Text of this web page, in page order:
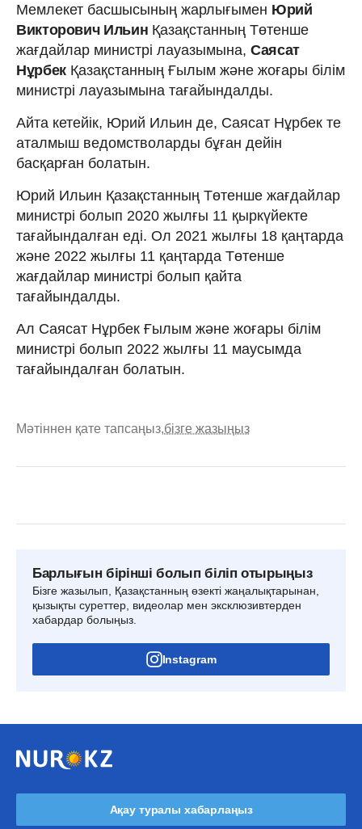
Мемлекет басшысының жарлығымен Юрий
Викторович Ильин Қазақстанның Төтенше
жағдайлар министрі лауазымына, Саясат
НұрбекҚазақстанның Ғылым және жоғары білім
министрі лауазымына тағайындалды.
Айта кетейік, Юрий Ильин де, Саясат Нұрбек те
аталмыш ведомстволарды бұған дейін
басқарған болатын.
Юрий Ильин Қазақстанның Төтенше жағдайлар
министрі болып 2020 жылғы 11 қыркүйекте
тағайындалған еді. Ол 2021 жылғы 18 қаңтарда
және 2022 жылғы 11 қаңтарда Төтенше
жағдайлар министрі болып қайта
тағайындалды.
Ал Саясат Нұрбек Ғылым және жоғары білім
министрі болып 2022 жылғы 11 маусымда
тағайындалған болатын.
Мәтіннен қате тапсаңыз,бізге жазыңыз
Барлығын бірінші болып біліп отырыңыз
Бізге жазылып, Қазақстанның өзекті жаңалықтарынан,
қызықты суреттер, видеолар мен эксклюзивтерден
хабардар болыңыз.
Instagram
Ақау туралы хабарлаңыз